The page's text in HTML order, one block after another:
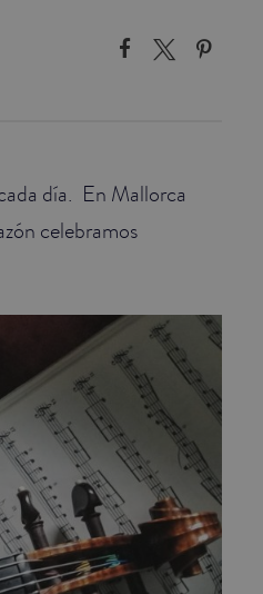
día. En Mallorca
celebramos